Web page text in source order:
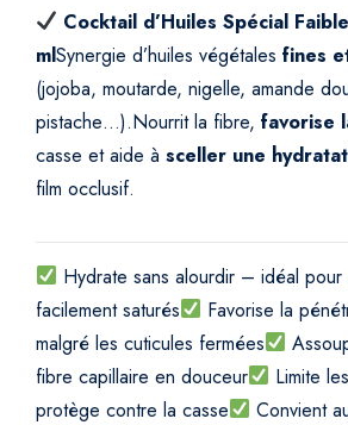
u
a
n
t
i
t
Cocktail d’Huiles Spécial
mlSynergie d’huiles végétales fines
(jojoba, moutarde, nigelle, amande
pistache…).Nourrit la fibre, favorise
casse et aide à sceller une
film occlusif.
Hydrate sans alourdir – idéal pour
facilement saturés
Favorise la
malgré les cuticules fermées
fibre capillaire en douceur
Limite
protège contre la casse
Convient